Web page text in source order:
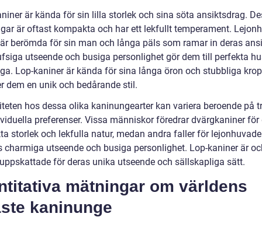
är kända för sin lilla storlek och sina söta ansiktsdrag.
är oftast kompakta och har ett lekfullt temperament.
berömda för sin man och långa päls som ramar in deras
utseende och busiga personlighet gör dem till perfekta
Lop-kaniner är kända för sina långa öron och stubbliga
dem en unik och bedårande stil.
hos dessa olika kaninungearter kan variera beroende på
preferenser. Vissa människor föredrar dvärgkaniner för
storlek och lekfulla natur, medan andra faller för lejonhuvade
charmiga utseende och busiga personlighet. Lop-kaniner är
för deras unika utseende och sällskapliga sätt.
mätningar om världens
kaninunge